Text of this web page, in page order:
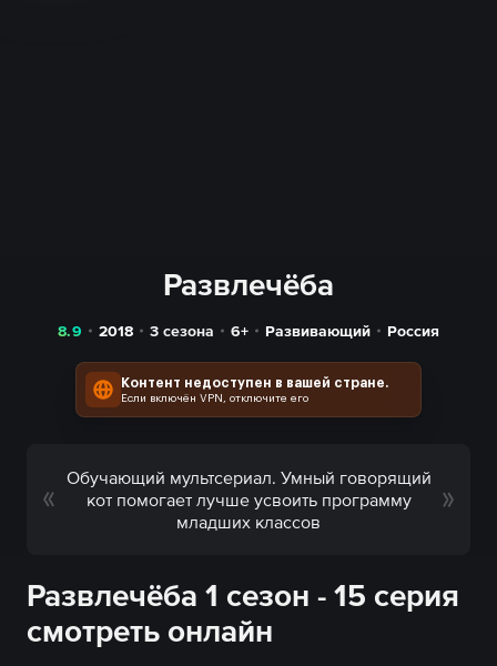
Развлечёба
8.9 2018 3 сезона 6+ Развивающий Россия
Контент недоступен в вашей стране.
Если включён VPN, отключите его
Обучающий мультсериал. Умный говорящий
кот помогает лучше усвоить программу
младших классов
Развлечёба 1 сезон - 15 серия
смотреть онлайн